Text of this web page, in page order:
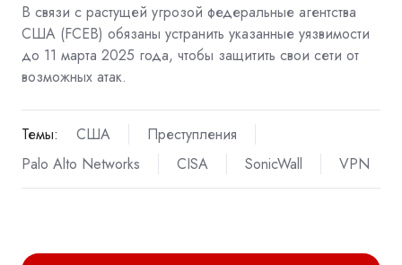
В связи с растущей угрозой федеральные агентства
США (FCEB) обязаны устранить указанные уязвимости
до 11 марта 2025 года, чтобы защитить свои сети от
возможных атак.
Темы: США
Преступления
Palo Alto Networks
CISA SonicWall VPN